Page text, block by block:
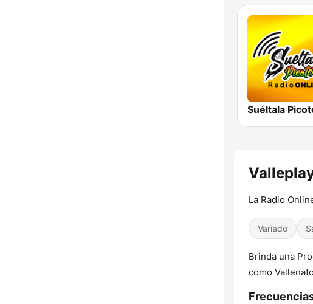
Suéltala
La Radio
Variado
Brinda una
como